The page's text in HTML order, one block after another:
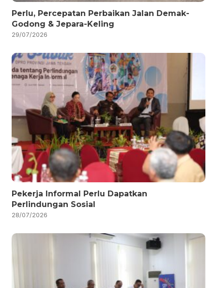
Perlu, Percepatan Perbaikan Jalan Demak-
Godong & Jepara-Keling
29/07/2026
Pekerja Informal Perlu Dapatkan
Perlindungan Sosial
28/07/2026